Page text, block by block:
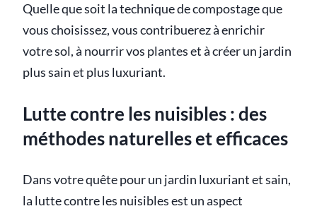
Quelle que soit la technique de compostage que
vous choisissez, vous contribuerez à enrichir
votre sol, à nourrir vos plantes et à créer un jardin
plus sain et plus luxuriant.
Lutte contre les nuisibles : des
méthodes naturelles et efficaces
Dans votre quête pour un jardin luxuriant et sain,
la lutte contre les nuisibles est un aspect